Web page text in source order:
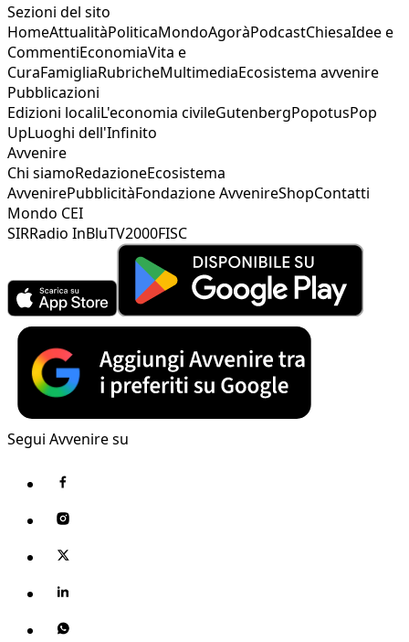
Sezioni del sito
HomeAttualitàPoliticaMondoAgoràPodcastChiesaIdee e
CommentiEconomiaVita e
CuraFamigliaRubricheMultimediaEcosistema avvenire
Pubblicazioni
Edizioni localiL'economia civileGutenbergPopotusPop
UpLuoghi dell'Infinito
Avvenire
Chi siamoRedazioneEcosistema
AvvenirePubblicitàFondazione AvvenireShopContatti
Mondo CEI
SIRRadio InBluTV2000FISC
Segui Avvenire su